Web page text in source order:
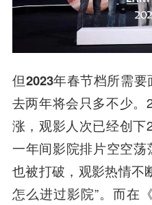
但2023年春节档所需
去两年将会只多不少。
涨，观影人次已经创下
一年间影院排片空空
也被打破，观影热情不
怎么进过影院”。而在